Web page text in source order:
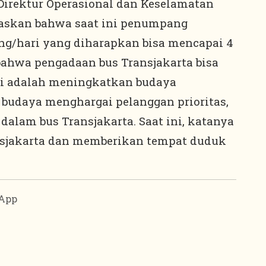
Operasional dan Keselamatan
bahwa saat ini penumpang
hari yang diharapkan bisa mencapai 4
pengadaan bus Transjakarta bisa
meningkatkan budaya
menghargai pelanggan prioritas,
bus Transjakarta. Saat ini, katanya
dan memberikan tempat duduk